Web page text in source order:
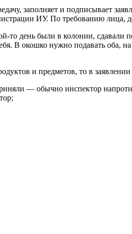
заполняет и подписывает
ИУ. По требованию лица,
то день были в колонии, сдавали
В окошко нужно подавать оба,
и предметов, то в
— обычно инспектор